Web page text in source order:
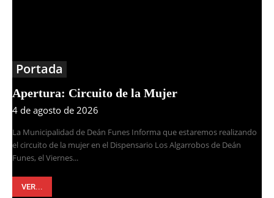
Portada
Apertura: Circuito de la Mujer
4 de agosto de 2026
La Municipalidad de Deán Funes Informa que estaremos realizando
el circuito de la mujer en el Dispensario Los Algarrobos de Deán
Funes, el Viernes...
VER...